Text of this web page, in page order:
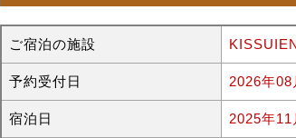
ご宿泊の施設
予約受付日 2026年
宿泊日 2025年